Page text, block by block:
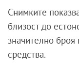
Снимките
близост до
значително
средства.